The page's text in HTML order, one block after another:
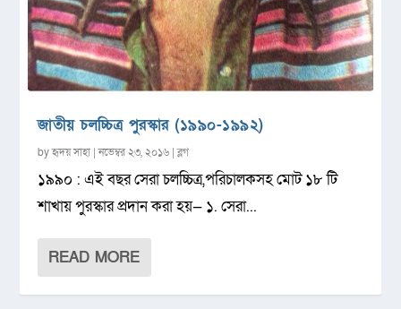
জাতীয় চলচ্চিত্র পুরস্কার (১৯৯০-১৯৯২)
byহৃদয় সাহা |নভেম্বর ২৩, ২০১৬ |ব্লগ
১৯৯০ : এই বছর সেরা চলচ্চিত্র,পরিচালকসহ মোট ১৮ টি
শাখায় পুরস্কার প্রদান করা হয়— ১. সেরা...
READ MORE